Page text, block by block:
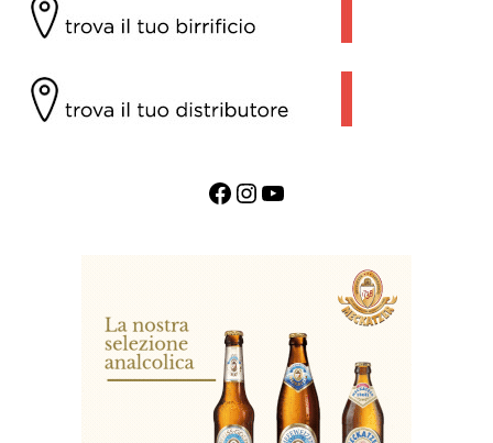
Facebook InstagramYouTube